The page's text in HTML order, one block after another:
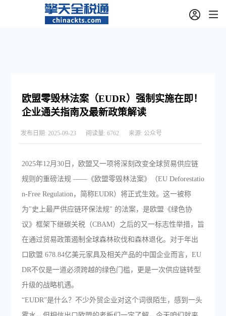
欧盟零毁林法案（EUDR）强制实施在即！
企业通关指南及最新政策解读
发布日期: 2025-09-23 阅读量: 6762 来源: 公众号
2025年12月30日，欧盟又一项将深刻改变全球贸易供应链
规则的重磅法规 ——《欧盟零毁林法案》（EU Deforestatio
n-Free Regulation，简称EUDR）将正式生效。这一被称
为"史上最严供应链环保法规" 的法案，是欧盟《绿色协
议》框架下继碳关税（CBAM）之后的又一标志性举措，旨
在通过贸易政策遏制全球森林砍伐和森林退化。对于年出
口欧盟 678.84亿美元家具及相关产品的中国企业而言，EU
DR不仅是一道必须跨越的绿色门槛，更是一次供应链转型
升级的战略机遇。
“EUDR”是什么？不少外贸企业对这个词很陌生，感到一头